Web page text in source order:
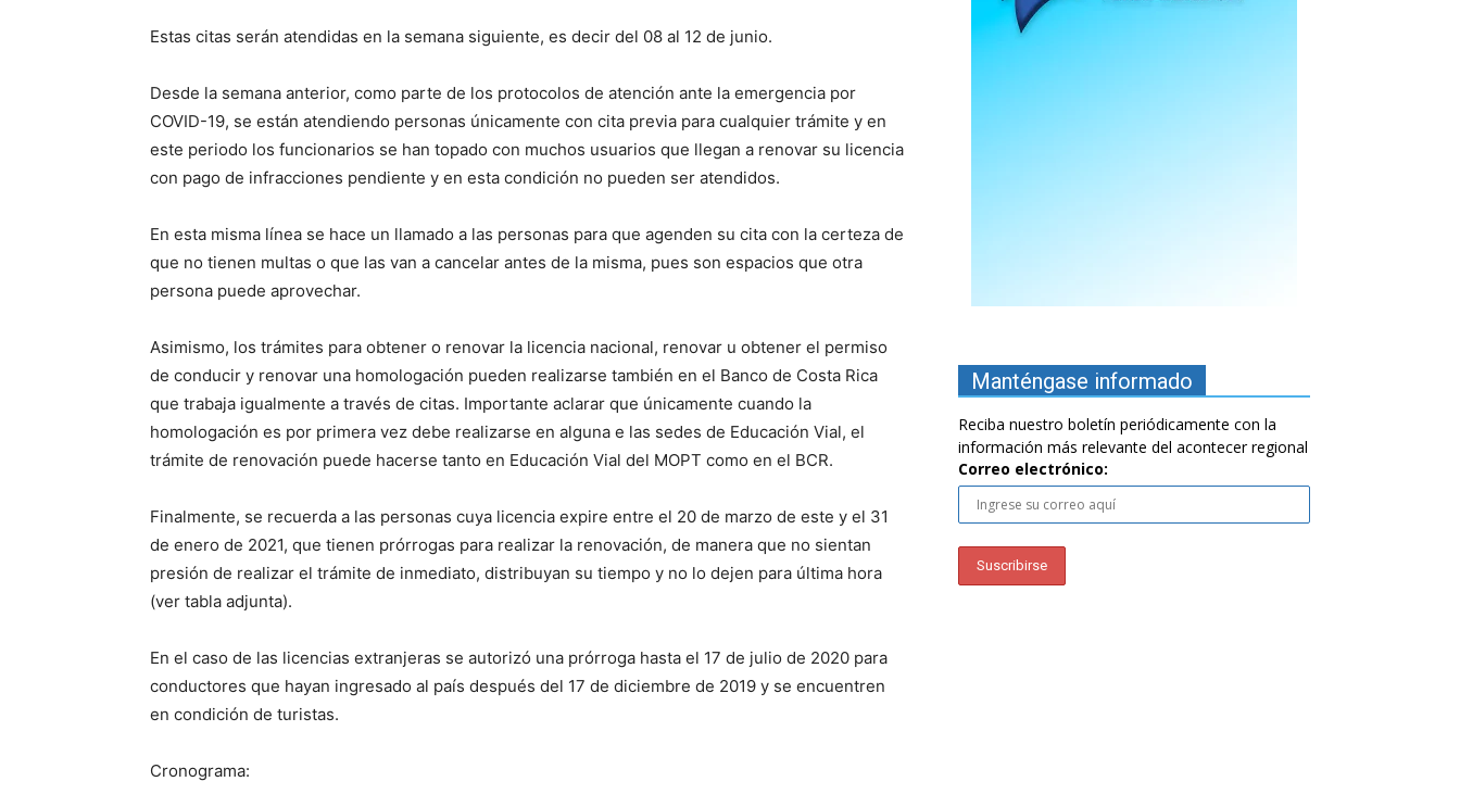
Estas citas serán atendidas en la semana siguiente, es decir del 08 al 12 de junio.
Desde la semana anterior, como parte de los protocolos de atención ante la emergencia por
COVID-19, se están atendiendo personas únicamente con cita previa para cualquier trámite y en
este periodo los funcionarios se han topado con muchos usuarios que llegan a renovar su licencia
con pago de infracciones pendiente y en esta condición no pueden ser atendidos.
En esta misma línea se hace un llamado a las personas para que agenden su cita con la certeza de
que no tienen multas o que las van a cancelar antes de la misma, pues son espacios que otra
persona puede aprovechar.
Asimismo, los trámites para obtener o renovar la licencia nacional, renovar u obtener el permiso
de conducir y renovar una homologación pueden realizarse también en el Banco de Costa Rica
que trabaja igualmente a través de citas. Importante aclarar que únicamente cuando la
homologación es por primera vez debe realizarse en alguna e las sedes de Educación Vial, el
trámite de renovación puede hacerse tanto en Educación Vial del MOPT como en el BCR.
Finalmente, se recuerda a las personas cuya licencia expire entre el 20 de marzo de este y el 31
de enero de 2021, que tienen prórrogas para realizar la renovación, de manera que no sientan
presión de realizar el trámite de inmediato, distribuyan su tiempo y no lo dejen para última hora
(ver tabla adjunta).
En el caso de las licencias extranjeras se autorizó una prórroga hasta el 17 de julio de 2020 para
conductores que hayan ingresado al país después del 17 de diciembre de 2019 y se encuentren
en condición de turistas.
Cronograma:
Manténgase informado
Reciba nuestro boletín periódicamente con la
información más relevante del acontecer regional
Correo electrónico: